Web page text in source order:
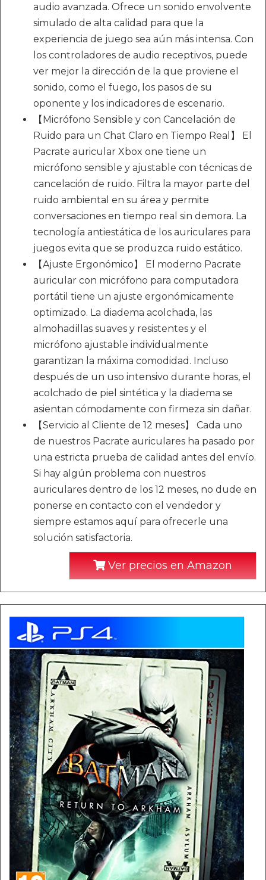
audio avanzada. Ofrece un sonido envolvente
simulado de alta calidad para que la
experiencia de juego sea aún más intensa. Con
los controladores de audio receptivos, puede
ver mejor la dirección de la que proviene el
sonido, como el fuego, los pasos de su
oponente y los indicadores de escenario.
【Micrófono Sensible y con Cancelación de
Ruido para un Chat Claro en Tiempo Real】 El
Pacrate auricular Xbox one tiene un
micrófono sensible y ajustable con técnicas de
cancelación de ruido. Filtra la mayor parte del
ruido ambiental en su área y permite
conversaciones en tiempo real sin demora. La
tecnología antiestática de los auriculares para
juegos evita que se produzca ruido estático.
【Ajuste Ergonómico】 El moderno Pacrate
auricular con micrófono para computadora
portátil tiene un ajuste ergonómicamente
optimizado. La diadema acolchada, las
almohadillas suaves y resistentes y el
micrófono ajustable individualmente
garantizan la máxima comodidad. Incluso
después de un uso intensivo durante horas, el
acolchado de piel sintética y la diadema se
asientan cómodamente con firmeza sin dañar.
【Servicio al Cliente de 12 meses】 Cada uno
de nuestros Pacrate auriculares ha pasado por
una estricta prueba de calidad antes del envío.
Si hay algún problema con nuestros
auriculares dentro de los 12 meses, no dude en
ponerse en contacto con el vendedor y
siempre estamos aquí para ofrecerle una
solución satisfactoria.
Ver precios en Amazon